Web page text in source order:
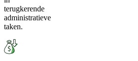
terugkerende
administratieve
taken.